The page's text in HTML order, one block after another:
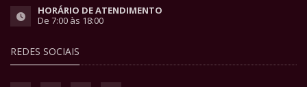
HORÁRIO DE ATENDIMENTO
De 7:00 às 18:00
REDES SOCIAIS